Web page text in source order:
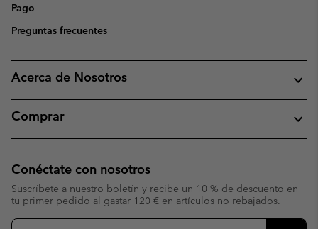
Pago
Preguntas frecuentes
Acerca de Nosotros
Comprar
Conéctate con nosotros
Suscríbete a nuestro boletín y recibe un 10 % de descuento en
tu primer pedido al gastar 120 € en artículos no rebajados.
Suscripción